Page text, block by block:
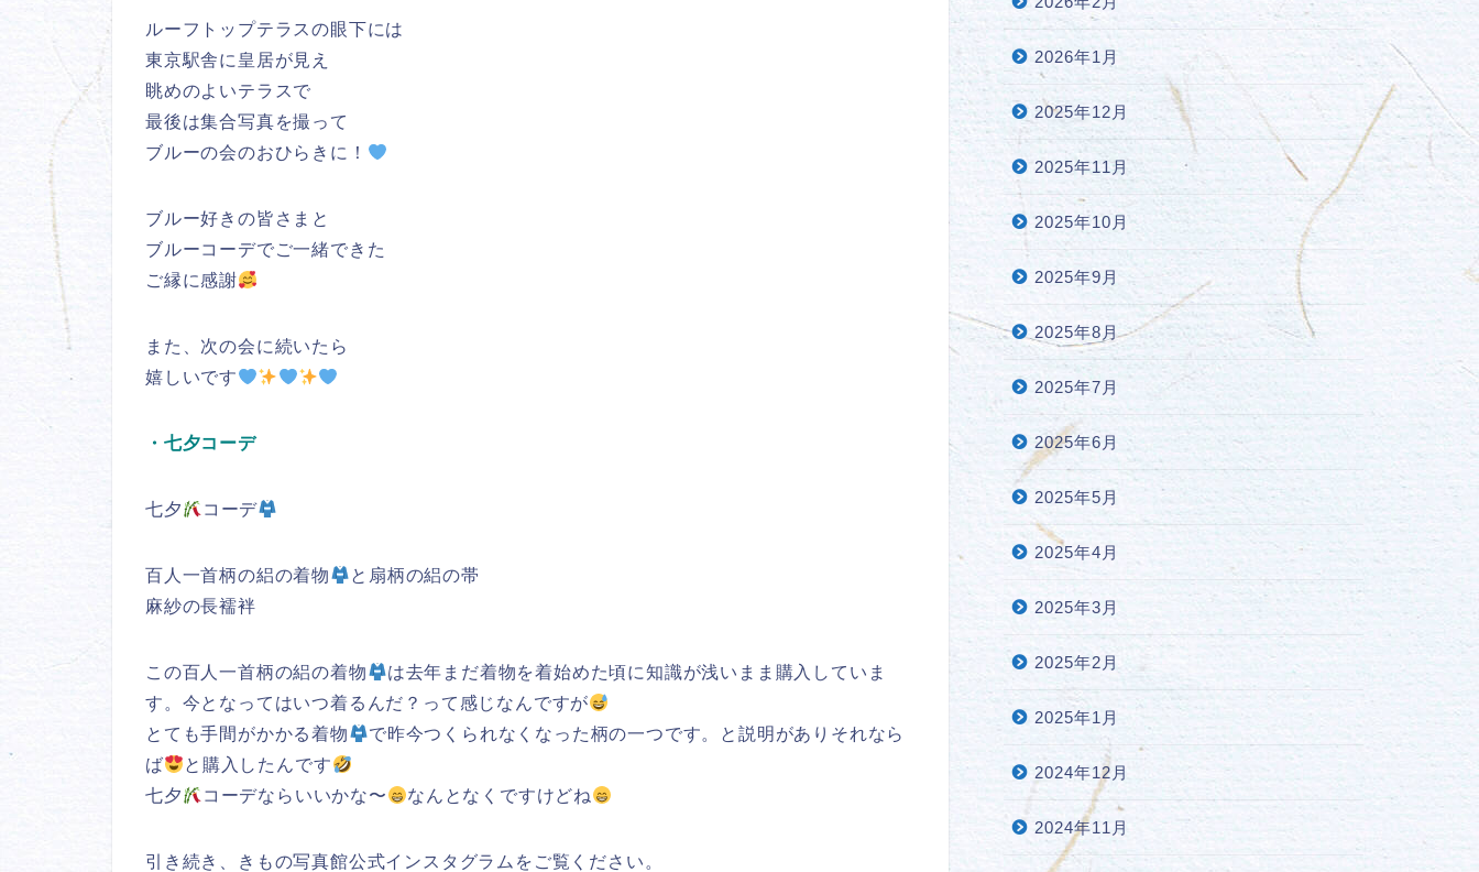
ルーフトップテラスの眼下には
東京駅舎に皇居が見え
眺めのよいテラスで
最後は集合写真を撮って
ブルーの会のおひらきに！
ブルー好きの皆さまと
ブルーコーデでご一緒できた
ご縁に感謝
また、次の会に続いたら
嬉しいです
・七夕コーデ
七夕 コーデ
百人一首柄の絽の着物
と扇柄の絽の帯
麻紗の長襦袢
この百人一首柄の絽の着物
は去年まだ着物を着始めた頃に知識が浅いまま購入していま
す。今となってはいつ着るんだ？って感じなんですが
とても手間がかかる着物
で昨今つくられなくなった柄の一つです。と説明がありそれなら
ば
と購入したんです
七夕
コーデならいいかな〜 なんとなくですけどね
引き続き、きもの写真館公式インスタグラムをご覧ください。
2026年1月
2025年12月
2025年11月
2025年10月
2025年9月
2025年8月
2025年7月
2025年6月
2025年5月
2025年4月
2025年3月
2025年2月
2025年1月
2024年12月
2024年11月